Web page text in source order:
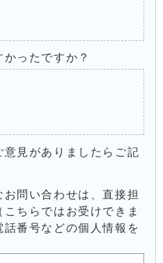
ったですか？
見がありましたらご記
お問い合わせは、直接担
ちらではお受けできま
番号などの個人情報を